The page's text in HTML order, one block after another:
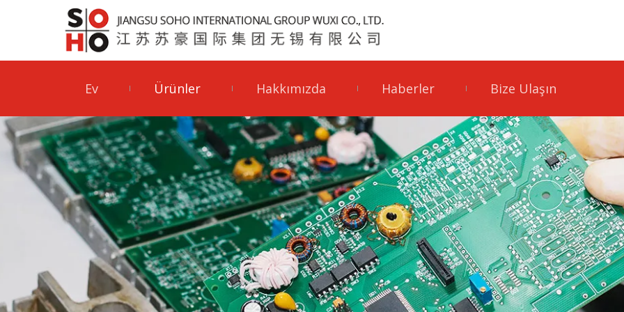
Ev Ürünler Hakkımızda Haberler Bize Ulaşın